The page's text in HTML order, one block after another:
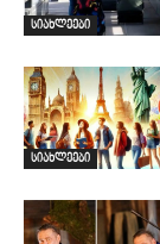
სიახლეები
სიახლეები